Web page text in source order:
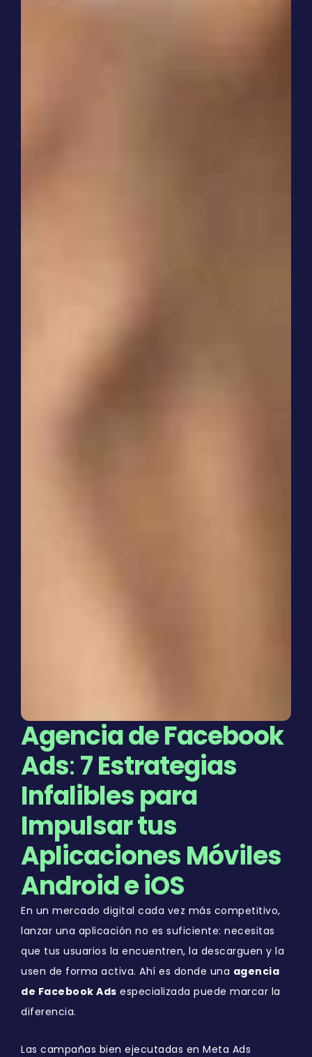
Agencia de Facebook
Ads:7 Estrategias
Infalibles para
Impulsar tus
Aplicaciones Móviles
Android e iOS
En un mercado digital cada vez más competitivo,
lanzar una aplicación no es suficiente: necesitas
que tus usuarios la encuentren, la descarguen y la
usen de forma activa. Ahí es donde una agencia
de Facebook Ads especializada puede marcar la
diferencia.
Las campañas bien ejecutadas en Meta Ads